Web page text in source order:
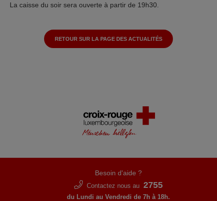
La caisse du soir sera ouverte à partir de 19h30.
RETOUR SUR LA PAGE DES ACTUALITÉS
Besoin d'aide ?
Contactez nous au 2755
du Lundi au Vendredi de 7h à 18h.